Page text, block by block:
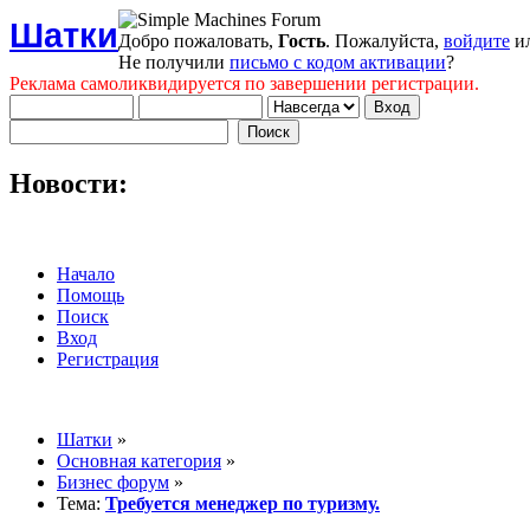
ШаткиДобро пожаловать, Гость. Пожалуйста, войдите
Не получили письмо с кодом активации?
Реклама самоликвидируется по завершении регистрации.
Новости:
Начало
Помощь
Поиск
Вход
Регистрация
Шатки »
Основная категория »
Бизнес форум »
Тема: Требуется менеджер по туризму.